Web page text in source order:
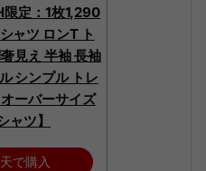
定：1枚1,290
ャツ ロンT ト
見え 半袖 長袖
シンプル トレ
ーバーサイズ
ャツ】
で購入